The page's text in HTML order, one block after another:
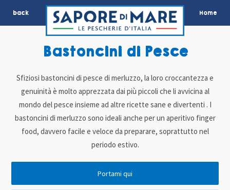
back Home
Bastoncini di Pesce
Sfiziosi bastoncini di pesce di merluzzo, la loro croccantezza e
genuinità è molto apprezzata dai più piccoli che li avvicina al
mondo del pesce insieme ad altre ricette sane e divertenti . I
bastoncini di merluzzo sono ideali anche per un aperitivo finger
food, davvero facile e veloce da preparare, soprattutto nel
periodo estivo.
Portami qui